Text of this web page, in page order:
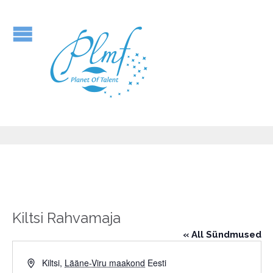
Kiltsi Rahvamaja
« All Sündmused
Address
Kiltsi, Lääne-Viru maakond Eesti